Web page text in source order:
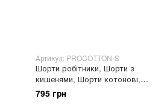
Артикул: PROCOTTON-S
Шорти робітники, Шорти з
кишенями, Шорти котонові,
Сірий, 46
795 грн